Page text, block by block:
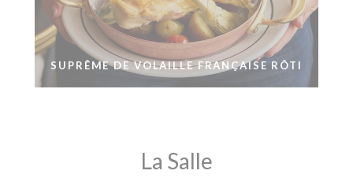
SUPRÊME DE VOLAILLE FRANÇAISE RÔTI
La Salle